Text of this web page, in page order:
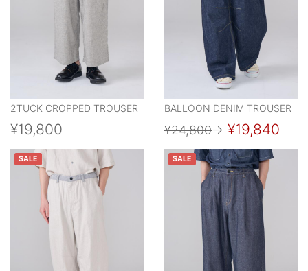
2TUCK CROPPED TROUSER
¥19,800
BALLOON DENIM TROUSER
¥24,800→ ¥19,840
SALE SALE